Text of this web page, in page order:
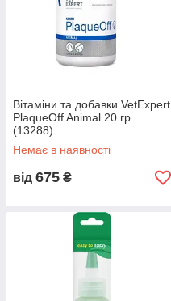
Вітаміни та добавки VetExpert
PlaqueOff Animal 20 гр
(13288)
Немає в наявності
від 675 ₴